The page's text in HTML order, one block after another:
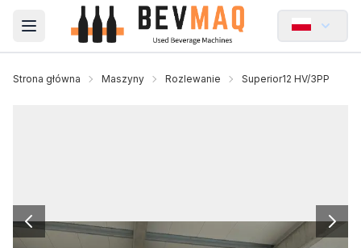
Open main menu
Strona główna Maszyny Rozlewanie Superior12 HV/3PP